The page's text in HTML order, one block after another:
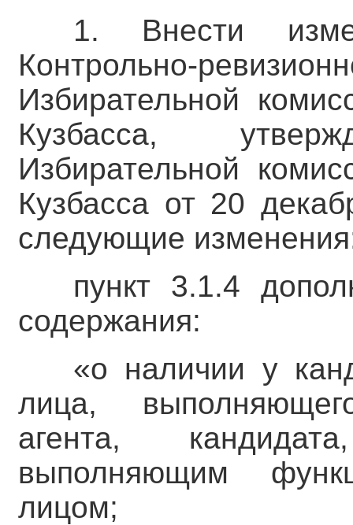
1. Внести
Контрольно-
Избирательной
Кузбасса,
Избирательной
Кузбасса от 20
следующие
пункт 3.1.4
содержания:
«о наличии у
лица,
агента,
выполняющим
лицом;